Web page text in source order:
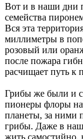
Вот и в наши дни
семейства
Вся эта
миллиметры в
розовый или
после пожара
расчищает путь к
Грибы же были и
пионеры флоры
планеты, за ними
грибы. Даже в
жить самостийно,